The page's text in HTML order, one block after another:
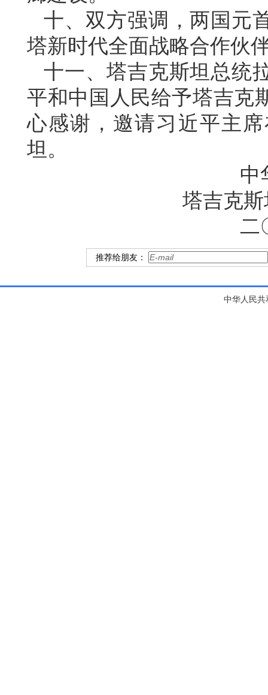
十、双方强调，两国元
塔新时代全面战略合作伙
十一、塔吉克斯坦总统
平和中国人民给予塔吉克
心感谢，邀请习近平主
坦。
塔吉克
推荐给朋友：
中华人民共